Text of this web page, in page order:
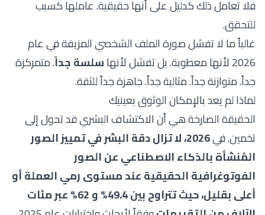
فلا تعامل ذلك كدليل على أنها حقيقية. عاملها كسبب
للتحقق.
غالباً ما لا تفشل صورة الملف الشخصي المزيفة في عام
2026 لأنها معطوبة. بل تفشل لأنها
سلسة جداً. متمركزة
جداً. متوازنة جداً. مثالية جداً. جاهزة جداً للثقة.
لماذا لم يعد بالإمكان الوثوق بعينيك
الحقيقة الصارخة هي أن الاكتشاف البشري قد تحول إلى
تخمين. في
2026، لا تزال دقة البشر في تمييز الصور
المُنشأة بالذكاء الاصطناعي عن الصور
الفوتوغرافية الحقيقية عند مستوى رمي العملة أو
أعلى بقليل، حيث تتراوح بين 49.4% و 62% عبر مئات